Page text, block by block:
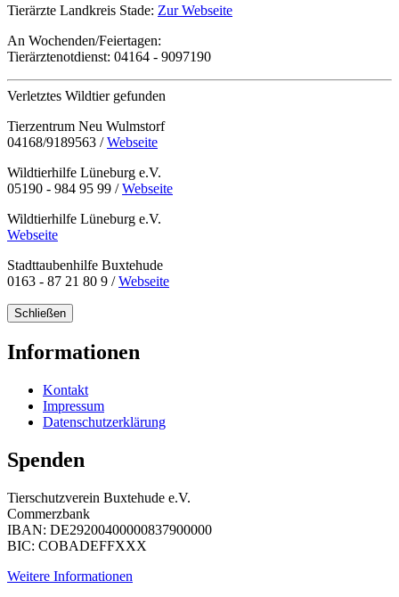
Tierärzte Landkreis Stade: Zur Webseite
An Wochenden/Feiertagen:
Tierärztenotdienst: 04164 - 9097190
Verletztes Wildtier gefunden
Tierzentrum Neu Wulmstorf
04168/9189563 /Webseite
Wildtierhilfe Lüneburg e.V.
05190 - 984 95 99 /Webseite
Wildtierhilfe Lüneburg e.V.
Webseite
Stadttaubenhilfe Buxtehude
0163 - 87 21 80 9 /Webseite
Schließen
Informationen
Kontakt
Impressum
Datenschutzerklärung
Spenden
Tierschutzverein Buxtehude e.V.
Commerzbank
IBAN: DE29200400000837900000
BIC: COBADEFFXXX
Weitere Informationen